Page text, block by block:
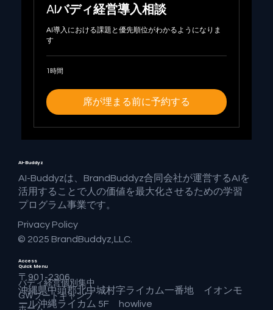
AIバディ経営導入相談
AI導入における課題と優先順位がわかるようになりま
す
1時間
席が埋まる前に予約する
AI-Buddyz
AI-Buddyzは、BrandBuddyz合同会社が運営するAIを
活用することで人の価値を最大化させるための学習
プログラム事業です。
Privacy Policy
© 2025 BrandBuddyz,LLC.
Access
〒901-2306
沖縄県中頭郡北中城村字ライカム一番地 イオンモ
ール沖縄ライカム 5F howlive
Quick Menu
バディ経営個別集中
GWブートキャンプ